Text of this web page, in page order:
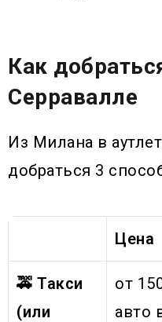
Как
Серравалле
Из Милана в
добраться 3
Цена
🚕 Такси
(или
от
авто